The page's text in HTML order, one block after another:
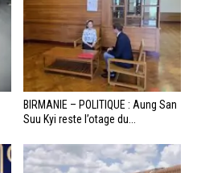
BIRMANIE – POLITIQUE : Aung San
Suu Kyi reste l’otage du...